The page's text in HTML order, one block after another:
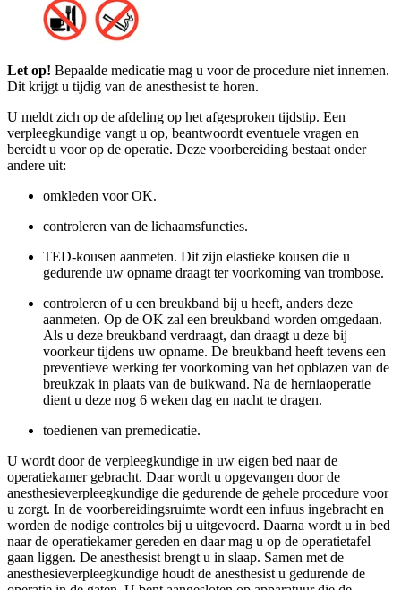
Let op! Bepaalde medicatie mag u voor de procedure niet innemen.
Dit krijgt u tijdig van de anesthesist te horen.
U meldt zich op de afdeling op het afgesproken tijdstip. Een
verpleegkundige vangt u op, beantwoordt eventuele vragen en
bereidt u voor op de operatie. Deze voorbereiding bestaat onder
andere uit:
omkleden voor OK.
controleren van de lichaamsfuncties.
TED-kousen aanmeten. Dit zijn elastieke kousen die u
gedurende uw opname draagt ter voorkoming van trombose.
controleren of u een breukband bij u heeft, anders deze
aanmeten. Op de OK zal een breukband worden omgedaan.
Als u deze breukband verdraagt, dan draagt u deze bij
voorkeur tijdens uw opname. De breukband heeft tevens een
preventieve werking ter voorkoming van het opblazen van de
breukzak in plaats van de buikwand. Na de herniaoperatie
dient u deze nog 6 weken dag en nacht te dragen.
toedienen van premedicatie.
U wordt door de verpleegkundige in uw eigen bed naar de
operatiekamer gebracht. Daar wordt u opgevangen door de
anesthesieverpleegkundige die gedurende de gehele procedure voor
u zorgt. In de voorbereidingsruimte wordt een infuus ingebracht en
worden de nodige controles bij u uitgevoerd. Daarna wordt u in bed
naar de operatiekamer gereden en daar mag u op de operatietafel
gaan liggen. De anesthesist brengt u in slaap. Samen met de
anesthesieverpleegkundige houdt de anesthesist u gedurende de